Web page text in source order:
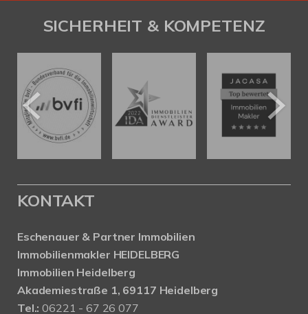
SICHERHEIT & KOMPETENZ
KONTAKT
Eschenauer & Partner Immobilien
Immobilienmakler HEIDELBERG
Immobilien Heidelberg
Akademiestraße 1, 69117 Heidelberg
Tel.:06221 - 67 26 077